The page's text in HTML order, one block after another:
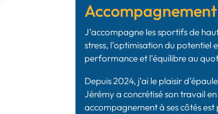
J’accompagne les sportifs de
stress, l’optimisation du
performance et l’équilibre au
Depuis 2024, j’ai le plaisir
Jérémy a concrétisé son travail
accompagnement à ses côtés est